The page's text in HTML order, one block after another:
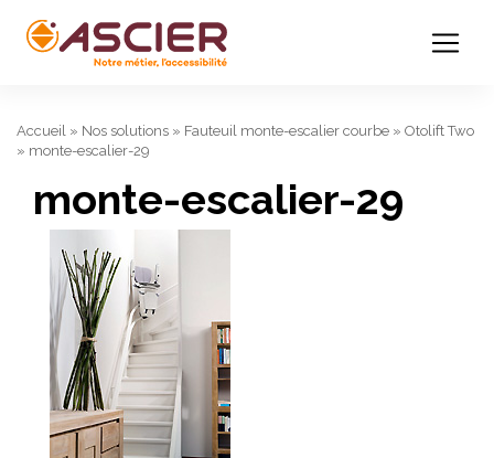
Accueil » Nos solutions » Fauteuil monte-escalier courbe » Otolift Two
» monte-escalier-29
monte-escalier-29